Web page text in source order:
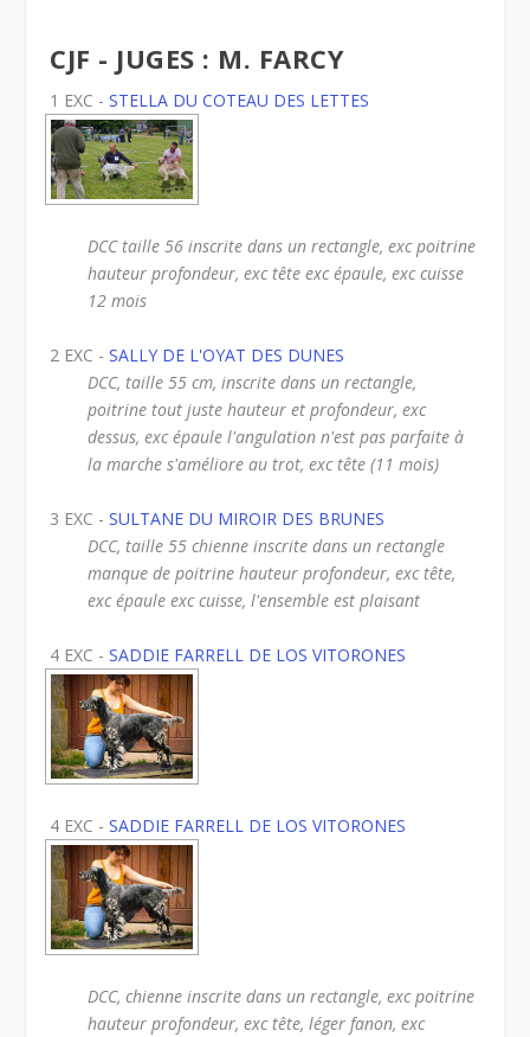
CJF - JUGES : M. FARCY
1 EXC -STELLA DU COTEAU DES LETTES
DCC taille 56 inscrite dans un rectangle, exc poitrine
hauteur profondeur, exc tête exc épaule, exc cuisse
12 mois
2 EXC -SALLY DE L'OYAT DES DUNES
DCC, taille 55 cm, inscrite dans un rectangle,
poitrine tout juste hauteur et profondeur, exc
dessus, exc épaule l'angulation n'est pas parfaite à
la marche s'améliore au trot, exc tête (11 mois)
3 EXC -SULTANE DU MIROIR DES BRUNES
DCC, taille 55 chienne inscrite dans un rectangle
manque de poitrine hauteur profondeur, exc tête,
exc épaule exc cuisse, l'ensemble est plaisant
4 EXC -SADDIE FARRELL DE LOS VITORONES
4 EXC -SADDIE FARRELL DE LOS VITORONES
DCC, chienne inscrite dans un rectangle, exc poitrine
hauteur profondeur, exc tête, léger fanon, exc